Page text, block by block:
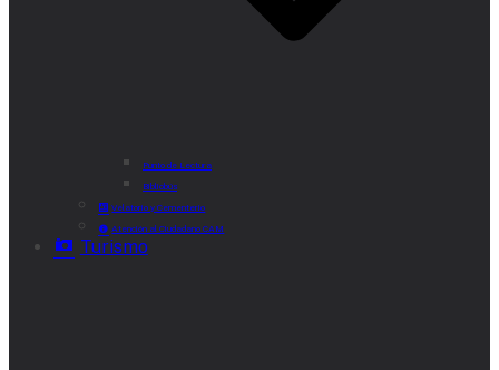
Punto de Lectura
Bibliobús
Velatorio y Cementerio
Atención al Ciudadano CAM
Turismo